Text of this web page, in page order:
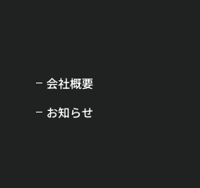
会社概要
お知らせ